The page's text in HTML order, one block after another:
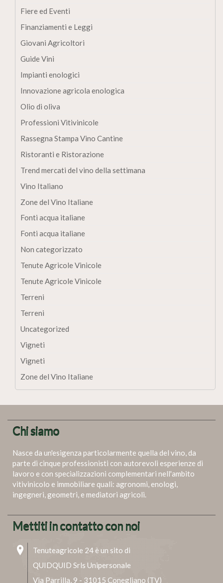
Fiere ed Eventi
Finanziamenti e Leggi
Giovani Agricoltori
Guide Vini
Impianti enologici
Innovazione agricola enologica
Olio di oliva
Professioni Vitivinicole
Rassegna Stampa Vino Cantine
Ristoranti e Ristorazione
Trend mercati del vino della settimana
Vino Italiano
Zone del Vino Italiane
Fonti acqua italiane
Fonti acqua italiane
Non categorizzato
Tenute Agricole Vinicole
Tenute Agricole Vinicole
Terreni
Terreni
Uncategorized
Vigneti
Vigneti
Zone del Vino Italiane
Chi siamo
Nasce da un'esigenza particolarmente quella del vino, da
parte di cinque professionisti con autorevoli esperienze di
lavoro e con specializzazioni complementari nell'ambito
vitivinicolo e immobiliare quali: agronomi, enologi,
ingegneri, geometri, e mediatori agricoli.
Mettiti in contatto con noi
Tenuteagricole 24 è un sito di
QUIDQUID Srls Unipersonale
Via Parrilla, 9 - 31015 Conegliano (TV)